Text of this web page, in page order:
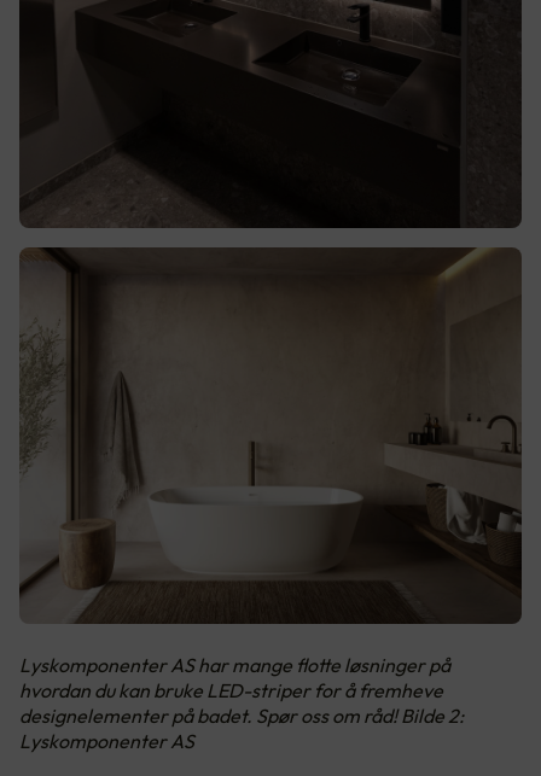
Lyskomponenter AS har mange flotte løsninger på
hvordan du kan bruke LED-striper for å fremheve
designelementer på badet. Spør oss om råd! Bilde 2:
Lyskomponenter AS